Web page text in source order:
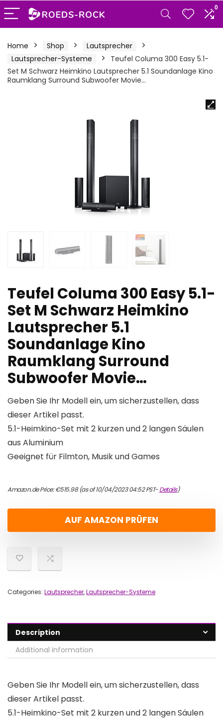
0
Home Shop
Lautsprecher
Lautsprecher-Systeme
Teufel Columa 300 Easy 5.1-
Set M Schwarz Heimkino Lautsprecher 5.1 Soundanlage Kino
Raumklang Surround Subwoofer Movie…
Teufel Columa 300 Easy 5.1-
Set M Schwarz Heimkino
Lautsprecher 5.1
Soundanlage Kino
Raumklang Surround
Subwoofer Movie…
Geben Sie Ihr Modell ein, um sicherzustellen, dass
dieser Artikel passt.
5.1-Heimkino-Set mit 2 kurzen und 2 langen Säulen
aus Aluminium
Geeignet für Filmton, Musik und Games
Amazon.de Price:€515.98(as of 10/04/2023 04:52 PST-Details)
AUF AMAZON PRÜFEN
Categories: Lautsprecher,Lautsprecher-Systeme
Description
Additional information
Geben Sie Ihr Modell ein, um sicherzustellen, dass
dieser Artikel passt.
5.1-Heimkino-Set mit 2 kurzen und 2 langen Säulen